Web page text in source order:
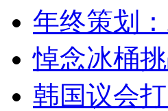
年终策划
悼念冰桶
韩国议会